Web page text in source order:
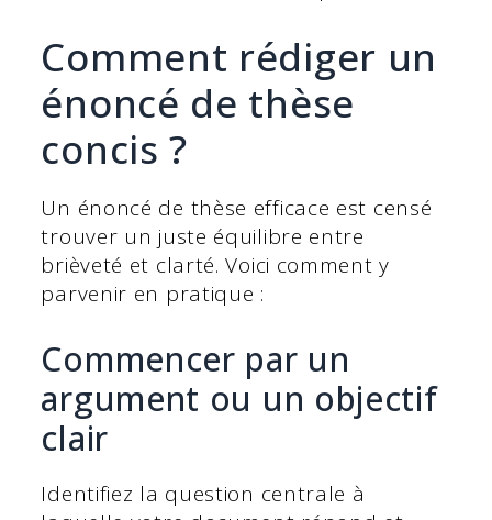
Comment rédiger un
énoncé de thèse
concis ?
Un énoncé de thèse efficace est censé
trouver un juste équilibre entre
brièveté et clarté. Voici comment y
parvenir en pratique :
Commencer par un
argument ou un objectif
clair
Identifiez la question centrale à